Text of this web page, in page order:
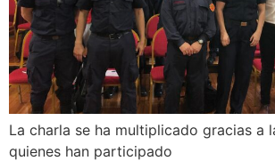
La charla se ha multiplicado gracias a
quienes han participado